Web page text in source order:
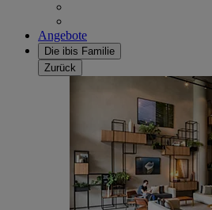
Angebote
Die ibis Familie
Zurück